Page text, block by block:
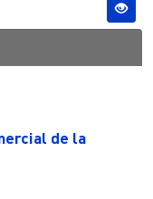
de la